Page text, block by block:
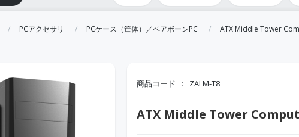
PCアクセサリ PCケース（筐体）／ベアボーンPC ATX Middle Tower
商品コード ZALM-T8
ATX Middle Tower